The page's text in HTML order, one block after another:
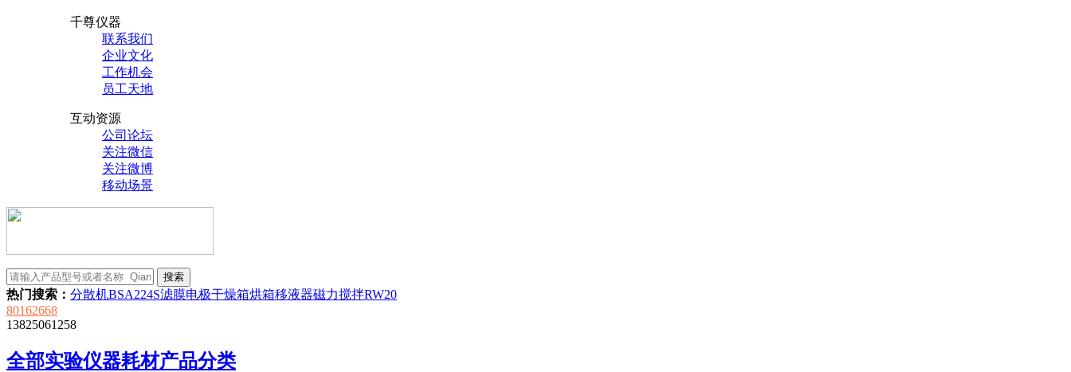
千尊仪器
联系我们
企业文化
工作机会
员工天地
互动资源
公司论坛
关注微信
关注微博
移动场景
热门搜索： 分散机BSA224S滤膜电极干燥箱烘箱移液器磁力搅拌RW20
80162668
13825061258
全部实验仪器耗材产品分类